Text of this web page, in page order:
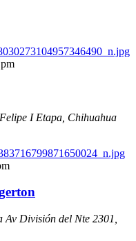
I Etapa, Chihuahua
Av División del Nte 2301,